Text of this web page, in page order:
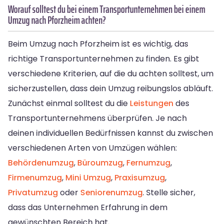
Worauf solltest du bei einem Transportunternehmen bei einem
Umzug nach Pforzheim achten?
Beim Umzug nach Pforzheim ist es wichtig, das
richtige Transportunternehmen zu finden. Es gibt
verschiedene Kriterien, auf die du achten solltest, um
sicherzustellen, dass dein Umzug reibungslos abläuft.
Zunächst einmal solltest du die Leistungen des
Transportunternehmens überprüfen. Je nach
deinen individuellen Bedürfnissen kannst du zwischen
verschiedenen Arten von Umzügen wählen:
Behördenumzug, Büroumzug, Fernumzug,
Firmenumzug, Mini Umzug, Praxisumzug,
Privatumzug oder Seniorenumzug. Stelle sicher,
dass das Unternehmen Erfahrung in dem